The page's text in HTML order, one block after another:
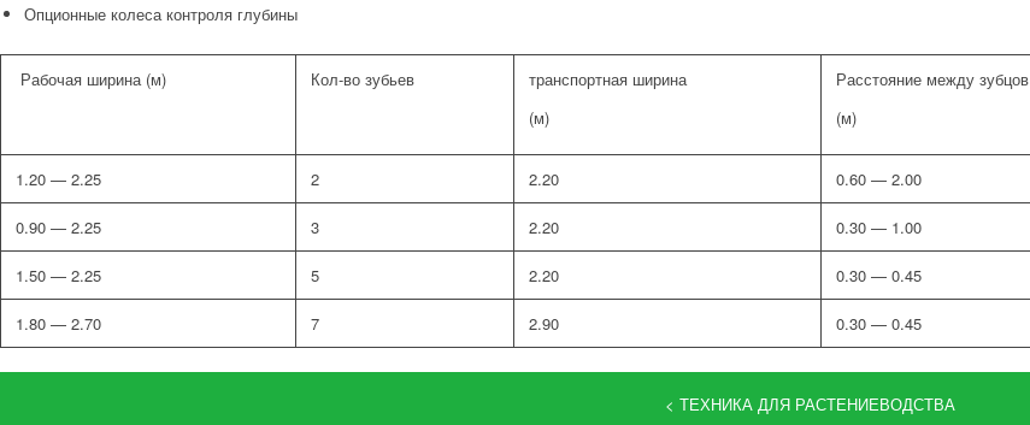
Опционные колеса контроля глубины
Рабочая ширина (м) Кол-во зубьев
транспортная ширина
(м)
Расстояние между зубцов
(м)
1.20 — 2.25 2 2.20 0.60 — 2.00
0.90 — 2.25 3 2.20 0.30 — 1.00
1.50 — 2.25 5 2.20 0.30 — 0.45
1.80 — 2.70 7 2.90 0.30 — 0.45
< ТЕХНИКА ДЛЯ РАСТЕНИЕВОДСТВА